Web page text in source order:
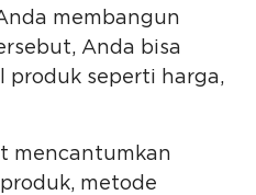
membangun
Anda bisa
produk seperti harga,
mencantumkan
metode